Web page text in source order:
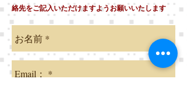
絡先をご記入いただけますようお願いいたします